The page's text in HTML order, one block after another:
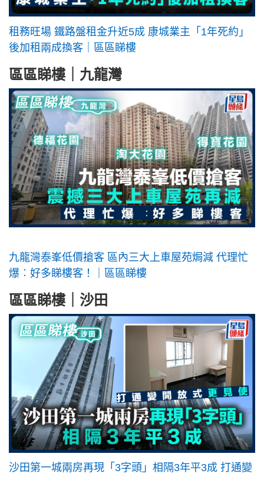
租務旺場 鐵路盤租金升近5成 康城業主「1年死約」
後加租兩成換客｜區區睇樓
區區睇樓｜九龍灣
九龍灣泰峯低價搶客 區內三大上車屋苑焗減 代理忙
爆︰好多睇樓客！｜區區睇樓
區區睇樓｜沙田
沙田第一城兩房再現「3字頭」相隔3年平3成 打通變